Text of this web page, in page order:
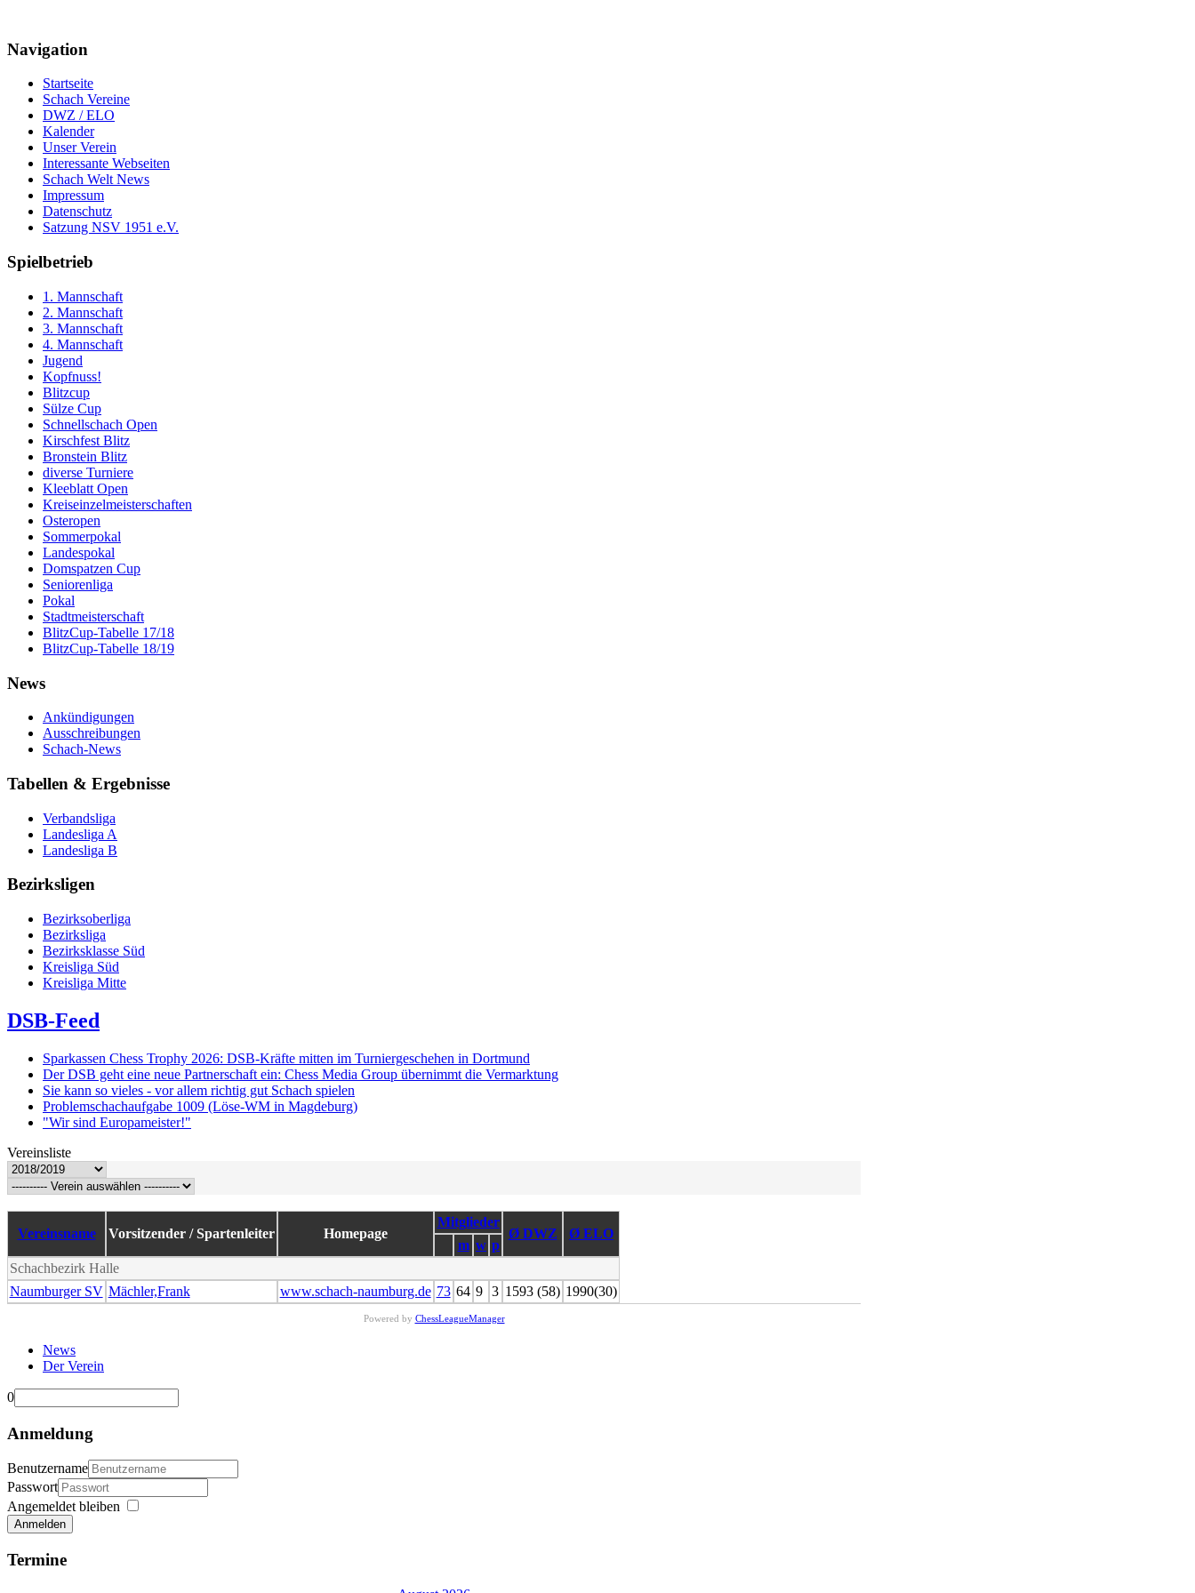
Navigation
Startseite
Schach Vereine
DWZ / ELO
Kalender
Unser Verein
Interessante Webseiten
Schach Welt News
Impressum
Datenschutz
Satzung NSV 1951 e.V.
Spielbetrieb
1. Mannschaft
2. Mannschaft
3. Mannschaft
4. Mannschaft
Jugend
Kopfnuss!
Blitzcup
Sülze Cup
Schnellschach Open
Kirschfest Blitz
Bronstein Blitz
diverse Turniere
Kleeblatt Open
Kreiseinzelmeisterschaften
Osteropen
Sommerpokal
Landespokal
Domspatzen Cup
Seniorenliga
Pokal
Stadtmeisterschaft
BlitzCup-Tabelle 17/18
BlitzCup-Tabelle 18/19
News
Ankündigungen
Ausschreibungen
Schach-News
Tabellen & Ergebnisse
Verbandsliga
Landesliga A
Landesliga B
Bezirksligen
Bezirksoberliga
Bezirksliga
Bezirksklasse Süd
Kreisliga Süd
Kreisliga Mitte
DSB-Feed
Sparkassen Chess Trophy 2026: DSB-Kräfte mitten im Turniergeschehen in Dortmund
Der DSB geht eine neue Partnerschaft ein: Chess Media Group übernimmt die Vermarktung
Sie kann so vieles - vor allem richtig gut Schach spielen
Problemschachaufgabe 1009 (Löse-WM in Magdeburg)
"Wir sind Europameister!"
Vereinsliste
Vereinsname Vorsitzender / Spartenleiter Homepage
Mitglieder
Ø DWZ Ø ELO
m w p
Schachbezirk Halle
Naumburger SV Mächler,Frank www.schach-naumburg.de 73 64 9 3 1593 (58) 1990(30)
Powered by ChessLeagueManager
News
Der Verein
0
Anmeldung
Benutzername
Passwort
Angemeldet bleiben
Anmelden
Termine